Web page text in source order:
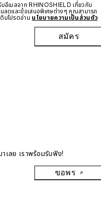
อีเมลจาก RHINOSHIELD เกี่ยวกับ
ลดและข้อเสนอพิเศษต่างๆ คุณสามารถ
มโปรดอ่าน นโยบายความเป็นส่วนตัว
สมัคร
เลย เราพร้อมรับฟัง!
ขอพร